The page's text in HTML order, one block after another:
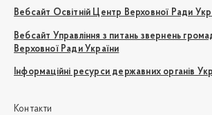
Вебсайт Освітній Центр Верховної Ради
Вебсайт Управління з питань звернень
Верховної Ради України
Інформаційні ресурси державних органів
Контакти